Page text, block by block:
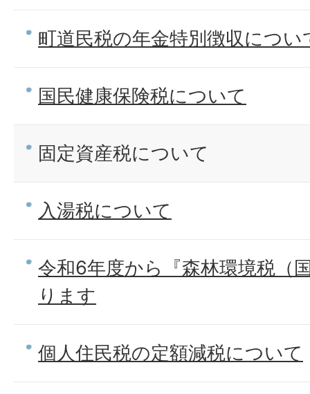
町道民税の年金特別徴収につい
国民健康保険税について
固定資産税について
入湯税について
令和6年度から『森林環境税（
ります
個人住民税の定額減税について